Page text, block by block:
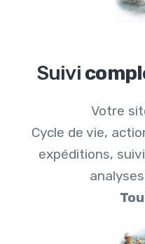
Suivi
Votre
Cycle de vie,
expéditions,